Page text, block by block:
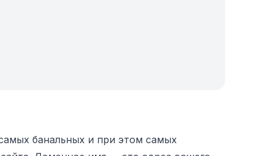
банальных и при этом самых